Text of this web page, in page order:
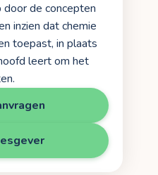
de concepten
inzien dat chemie
toepast, in plaats
leert om het